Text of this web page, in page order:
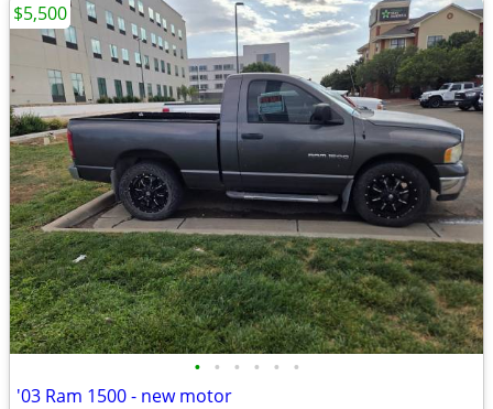
• • • • • •
'03 Ram 1500 - new motor
$5,500